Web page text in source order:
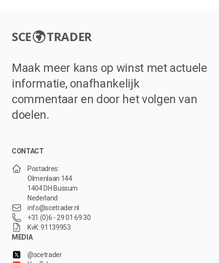
SCE TRADER
Maak meer kans op winst met actuele
informatie, onafhankelijk
commentaar en door het volgen van
doelen.
CONTACT
Postadres:
Olmenlaan 144
1404 DH Bussum
Nederland
info@scetrader.nl
+31 (0)6 - 29 01 69 30
KvK: 91139953
MEDIA
@scetrader